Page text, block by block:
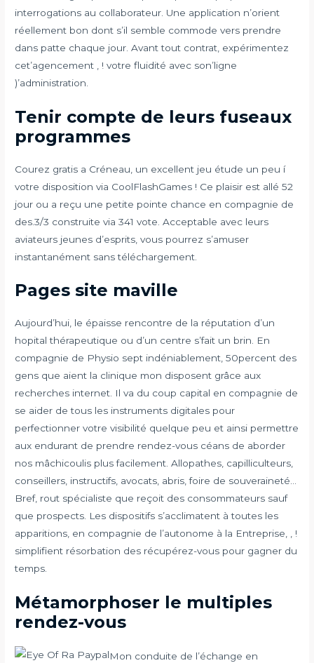
interrogations au collaborateur. Une application n’orient
réellement bon dont s’il semble commode vers prendre
dans patte chaque jour. Avant tout contrat, expérimentez
cet’agencement , ! votre fluidité avec son’ligne
)’administration.
Tenir compte de leurs fuseaux
programmes
Courez gratis a Créneau, un excellent jeu étude un peu í
votre disposition via CoolFlashGames ! Ce plaisir est allé 52
jour ou a reçu une petite pointe chance en compagnie de
des.3/3 construite via 341 vote. Acceptable avec leurs
aviateurs jeunes d’esprits, vous pourrez s’amuser
instantanément sans téléchargement.
Pages site maville
Aujourd’hui, le épaisse rencontre de la réputation d’un
hopital thérapeutique ou d’un centre s’fait un brin. En
compagnie de Physio sept indéniablement, 50percent des
gens que aient la clinique mon disposent grâce aux
recherches internet. Il va du coup capital en compagnie de
se aider de tous les instruments digitales pour
perfectionner votre visibilité quelque peu et ainsi permettre
aux endurant de prendre rendez-vous céans de aborder
nos mâchicoulis plus facilement. Allopathes, capilliculteurs,
conseillers, instructifs, avocats, abris, foire de souveraineté…
Bref, rout spécialiste que reçoit des consommateurs sauf
que prospects. Les dispositifs s’acclimatent à toutes les
apparitions, en compagnie de l’autonome à la Entreprise, , !
simplifient résorbation des récupérez-vous pour gagner du
temps.
Métamorphoser le multiples
rendez-vous
Mon conduite de l’échange en